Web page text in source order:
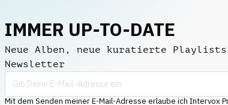
IMMER UP-TO-DATE
Neue Alben, neue kuratierte
Newsletter
Mit dem Senden meiner E-Mail-Adresse erlaube ich Intervox